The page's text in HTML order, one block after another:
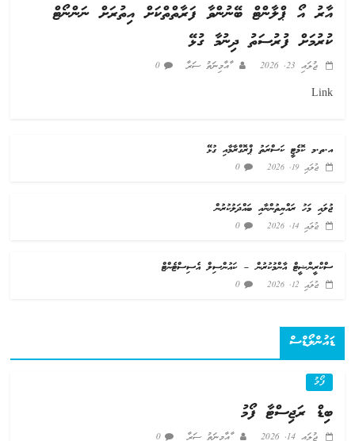
އާރު އޯ ޕްލާންޓް ބޭނުންވާ ފަރާތްތްކަށް އިތުރަށް ނަންނޯޓް
ކުރުމަށް ފުރުސަތު ދިނުމާ ގުޅޭ
ޖުލައި 23, 2026 ާއާމިނަތު ސަރާ 0
Link
އ.ތ.މ ކޮމެޓީ ކަސްރަތު ޕްރޮގްރާމާއި ގުޅޭ
ޖުލައި 19, 2026 0
ޖުލައި މަހު ރައްޔިތުންނާއި ބައްދަލުކުރުން
ޖުލައި 14, 2026 0
ސްކްރީންޝީޓް އާންމުކުރުން – ކައުންސިލް އެސިސްޓެންޓް
ޖުލައި 12, 2026 0
ޑައުންލޯޑްސް
ފޯމު
ބިޑް ރަޖިސްޓާ ފޯމު
ޖުލައި 14, 2026 ާއާމިނަތު ސަރާ 0